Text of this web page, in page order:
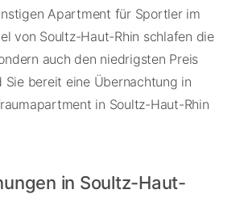
Apartment für Sportler im
von Soultz-Haut-Rhin schlafen die
auch den niedrigsten Preis
Sie bereit eine Übernachtung in
in Soultz-Haut-Rhin
in Soultz-Haut-